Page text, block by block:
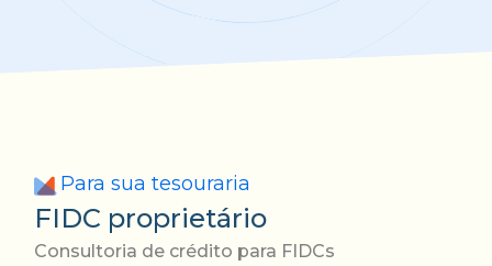
Para sua tesouraria
FIDC proprietário
Consultoria de crédito para FIDCs